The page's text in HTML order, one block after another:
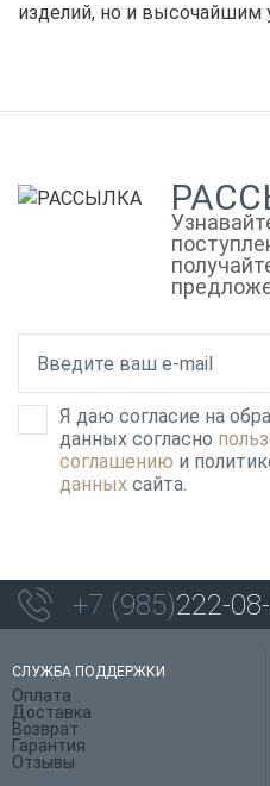
изделий, но и высочайшим
Я даю согласие на
данных согласно
соглашению и
данных сайта.
+7 (985)222-
СЛУЖБА ПОДДЕРЖКИ
Оплата
Доставка
Возврат
Гарантия
Отзывы